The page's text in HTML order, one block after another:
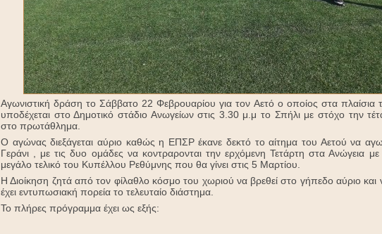
Αγωνιστική δράση το Σάββατο 22 Φεβρουαρίου για τον Αετό ο οποίος στα πλαίσια
υποδέχεται στο Δημοτικό στάδιο Ανωγείων στις 3.30 μ.μ το Σπήλι με στόχο την
στο πρωτάθλημα.
Ο αγώνας διεξάγεται αύριο καθώς η ΕΠΣΡ έκανε δεκτό το αίτημα του Αετού να
Γεράνι , με τις δυο ομάδες να κοντραρονται την ερχόμενη Τετάρτη στα Ανώγεια με
μεγάλο τελικό του Κυπέλλου Ρεθύμνης που θα γίνει στις 5 Μαρτίου.
Η Διοίκηση ζητά από τον φίλαθλο κόσμο του χωριού να βρεθεί στο γήπεδο αύριο και
έχει εντυπωσιακή πορεία το τελευταίο διάστημα.
Το πλήρες πρόγραμμα έχει ως εξής: